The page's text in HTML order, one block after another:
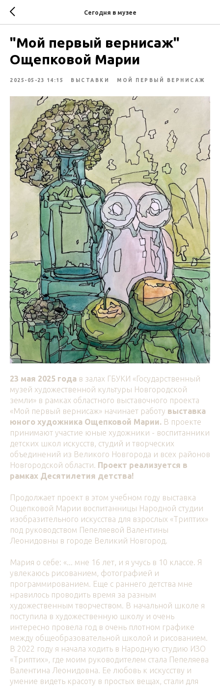
Сегодня в музее
"Мой первый вернисаж"
Ощепковой Марии
2025-05-23 14:15 ВЫСТАВКИ МОЙ ПЕРВЫЙ ВЕРНИСАЖ
23 мая 2025 года в залах ГБУКИ «Государственный
музей художественной культуры Новгородской
земли» в рамках областного выставочного проекта
«Мой первый вернисаж» начинает работу выставка
юного художника Ощепковой Марии. В проекте
принимают участие юные художники - воспитанники
детских школ искусств, студий и творческих
объединений из Великого Новгорода и всех районов
Новгородской области. Проект реализуется в
рамках Десятилетия детства!
Продолжает проект в этом учебном году выставка
Ощепковой Марии воспитанницы Народной студии
изобразительного искусства для взрослых «Триптих»
под руководством Пепеляевой Валентины
Леонидовны в городе Великий Новгород.
Мария о себе: «... мне 16 лет, и я учусь в 10 классе. Я
увлекаюсь рисованием, фотографией и
программированием. Еще с раннего детства мне
нравилось проводить время за разным
художественным творчеством. В начальной школе я
поступила в художественную школу и очень
интересно провела год в очень плотном графике
между общеобразовательной школой и рисованием.
В 2022 году я начала ходить в Народную студию ИЗО
«Триптих», где моим руководителем стала Пепеляева
Валентина Леонидовна. Ее любовь к искусству и
умение видеть красоту в простых вещах, стали для